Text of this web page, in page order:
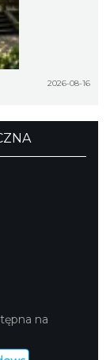
2026-08-16
na